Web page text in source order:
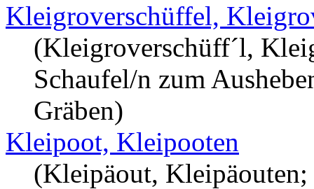
Kleigroverschüffel,
(Kleigroverschüff´l,
Schaufel/n zum
Gräben)
Kleipoot, Kleipooten
(Kleipäout,